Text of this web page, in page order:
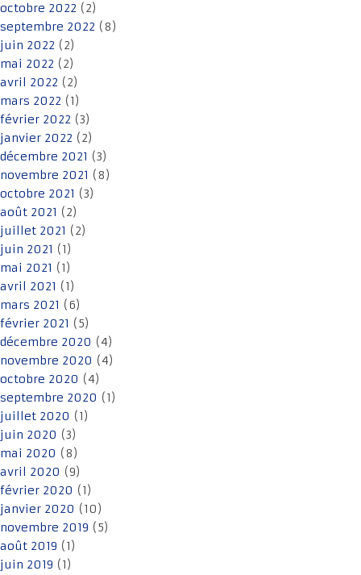
octobre 2022 (2)
septembre 2022 (8)
juin 2022 (2)
mai 2022 (2)
avril 2022 (2)
mars 2022 (1)
février 2022 (3)
janvier 2022 (2)
décembre 2021 (3)
novembre 2021 (8)
octobre 2021 (3)
août 2021 (2)
juillet 2021 (2)
juin 2021 (1)
mai 2021 (1)
avril 2021 (1)
mars 2021 (6)
février 2021 (5)
décembre 2020 (4)
novembre 2020 (4)
octobre 2020 (4)
septembre 2020 (1)
juillet 2020 (1)
juin 2020 (3)
mai 2020 (8)
avril 2020 (9)
février 2020 (1)
janvier 2020 (10)
novembre 2019 (5)
août 2019 (1)
juin 2019 (1)